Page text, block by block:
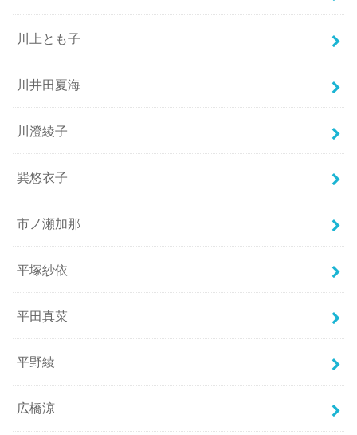
川上とも子
川井田夏海
川澄綾子
巽悠衣子
市ノ瀬加那
平塚紗依
平田真菜
平野綾
広橋涼